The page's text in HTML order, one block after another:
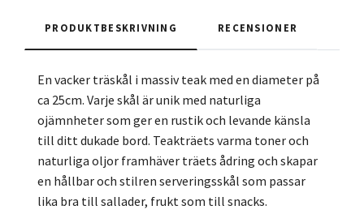
PRODUKTBESKRIVNING RECENSIONER
En vacker träskål i massiv teak med en diameter på
ca 25cm. Varje skål är unik med naturliga
ojämnheter som ger en rustik och levande känsla
till ditt dukade bord. Teakträets varma toner och
naturliga oljor framhäver träets ådring och skapar
en hållbar och stilren serveringsskål som passar
lika bra till sallader, frukt som till snacks.